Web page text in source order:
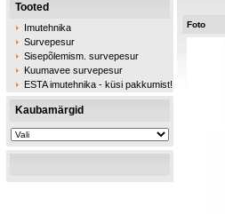
Tooted
Imutehnika
Survepesur
Sisepõlemism. survepesur
Kuumavee survepesur
ESTA imutehnika - küsi pakkumist!
Kaubamärgid
Foto